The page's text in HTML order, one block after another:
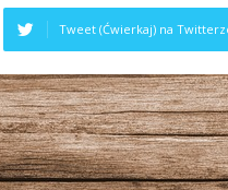
Tweet (Ćwierkaj) na